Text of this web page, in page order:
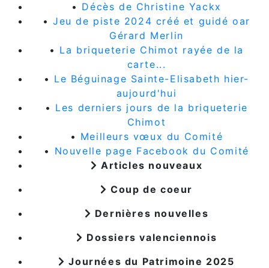
• Décès de Christine Yackx
•Jeu de piste 2024 créé et guidé oar
Gérard Merlin
• La briqueterie Chimot rayée de la
carte...
• Le Béguinage Sainte-Elisabeth hier-
aujourd'hui
• Les derniers jours de la briqueterie
Chimot
• Meilleurs vœux du Comité
• Nouvelle page Facebook du Comité
Articles nouveaux
Coup de coeur
Dernières nouvelles
Dossiers valenciennois
Journées du Patrimoine 2025